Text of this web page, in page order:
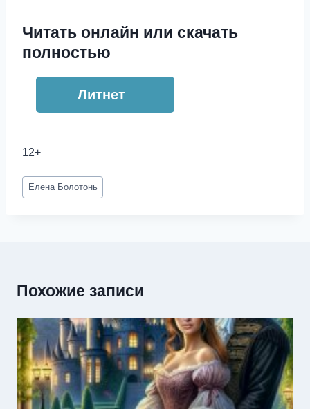
Читать онлайн или скачать
полностью
Литнет
12+
Метки
записи:
Елена Болотонь
Похожие записи